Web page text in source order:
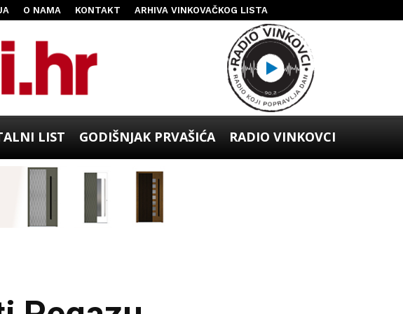
O NAMA KONTAKT ARHIVA VINKOVAČKOG LISTA
LIST GODIŠNJAK PRVAŠIĆA RADIO VINKOVCI